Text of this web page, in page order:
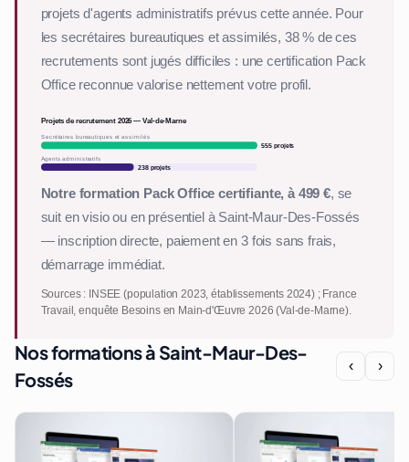
projets d'agents administratifs prévus cette année. Pour
les secrétaires bureautiques et assimilés, 38 % de ces
recrutements sont jugés difficiles : une certification Pack
Office reconnue valorise nettement votre profil.
Projets de recrutement 2026 — Val-de-Marne
Secrétaires bureautiques et assimilés
555 projets
Agents administratifs
238 projets
Notre formation Pack Office certifiante, à 499 €, se
suit en visio ou en présentiel à Saint-Maur-Des-Fossés
— inscription directe, paiement en 3 fois sans frais,
démarrage immédiat.
Sources : INSEE (population 2023, établissements 2024) ; France
Travail, enquête Besoins en Main-d'Œuvre 2026 (Val-de-Marne).
Nos formations à Saint-Maur-Des-
Fossés
‹ ›